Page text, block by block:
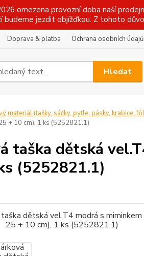
omezena provozní doba naší
budeme jezdit objížďkou. Z tohoto
Doprava & platba Ochrana osobních údajů
Hledat
materiál (tašky, sáčky, pytle, pásky, krabice,
+ 10 cm), 1 ks (5252821.1)
taška dětská
(5252821.1)